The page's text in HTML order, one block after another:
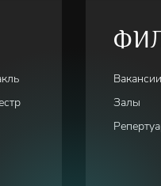
Вакансии
Залы